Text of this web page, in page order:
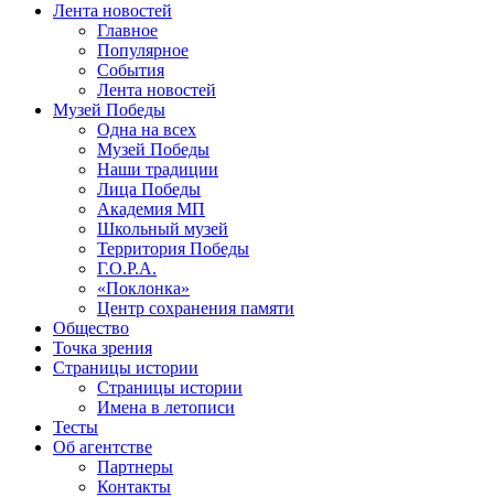
Лента новостей
Главное
Популярное
События
Лента новостей
Музей Победы
Одна на всех
Музей Победы
Наши традиции
Лица Победы
Академия МП
Школьный музей
Территория Победы
Г.О.Р.А.
«Поклонка»
Центр сохранения памяти
Общество
Точка зрения
Страницы истории
Страницы истории
Имена в летописи
Тесты
Об агентстве
Партнеры
Контакты